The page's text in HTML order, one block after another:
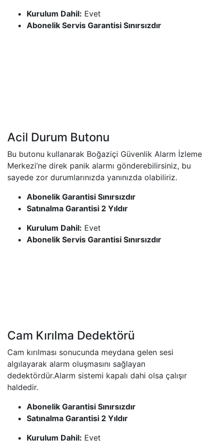
Kurulum Dahil: Evet
Abonelik Servis Garantisi Sınırsızdır
Acil Durum Butonu
Bu butonu kullana​rak Boğaziçi Güvenlik Alarm İzleme
Merkezi’ne direk panik alarmı gönderebilirsiniz, bu
sayede zor durumlarınızda yanınızda olabiliriz.
Abonelik Garantisi Sınırsızdır
Satınalma Garantisi 2 Yıldır
Kurulum Dahil: Evet
Abonelik Servis Garantisi Sınırsızdır
Cam Kırılma Dedektörü
Cam kırılması sonucunda meydana gelen sesi
algılayarak alarm oluşmasını sağlayan
dedektördür.Alarm sistemi​ kapalı dahi olsa çalışır
haldedir.
Abonelik Garantisi Sınırsızdır
Satınalma Garantisi 2 Yıldır
Kurulum Dahil: Evet